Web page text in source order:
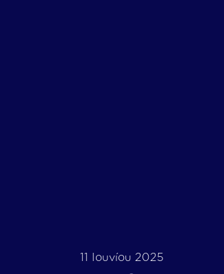
11 Ιουνίου 2025